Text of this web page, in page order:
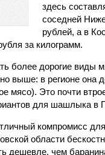
здесь
соседней
рублей, а в
за килограмм.
более дорогие виды
выше: в регионе она
мясо). Это почти
для шашлыка в
компромисс
области
дешевле, чем